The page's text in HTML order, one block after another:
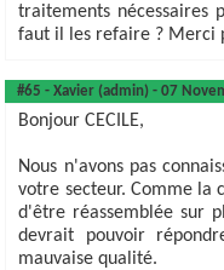
traitements nécessaires
faut il les refaire ? Merci
#65 - Xavier (admin) - 07
Bonjour CECILE,
Nous n'avons pas
votre secteur. Comme la
d'être réassemblée sur
devrait pouvoir
mauvaise qualité.